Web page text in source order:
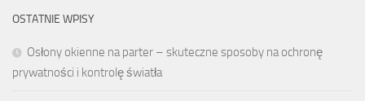
OSTATNIE WPISY
Osłony okienne na parter – skuteczne sposoby na ochronę
prywatności i kontrolę światła